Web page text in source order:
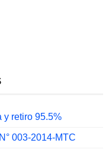
y retiro 95.5%
003-2014-MTC